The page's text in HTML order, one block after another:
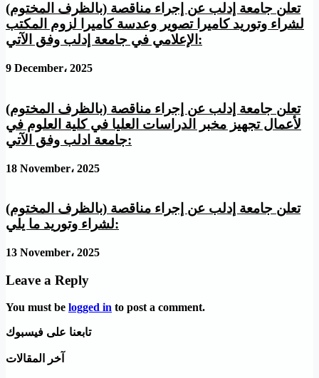
تعلن جامعة إدلب عن إجراء مناقصة (بالظرف المختوم)
لشراء وتوريد كاميرا تصوير وعدسة كاميرا لزوم المكتب
الإعلامي في جامعة إدلب وفق الآتي:
9 December، 2025
تعلن جامعة إدلب عن إجراء مناقصة (بالظرف المختوم)
لأعمال تجهيز مخبر الدراسات العليا في كلية العلوم في
جامعة ادلب وفق الآتي:
18 November، 2025
تعلن جامعة إدلب عن إجراء مناقصة (بالظرف المختوم)
لشراء وتوريد ما يلي:
13 November، 2025
Leave a Reply
You must be logged in to post a comment.
تابعنا على فيسبوك
آخر المقالات